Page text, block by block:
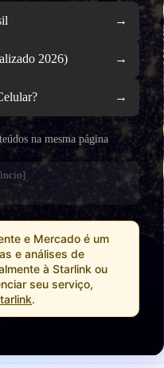
2026)
na mesma página
e Mercado é um
e análises de
à Starlink ou
seu serviço,
.